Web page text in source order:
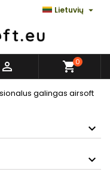
Lietuvių 
 0
galingas airsoft